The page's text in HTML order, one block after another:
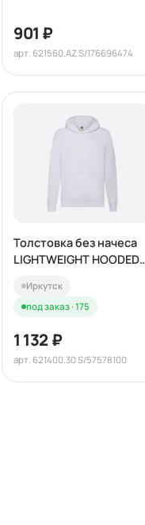
901 ₽
арт. 621560.AZ S/176696474
Толстовка без начеса
LIGHTWEIGHT HOODED
Иркутск
под заказ · 175
1 132 ₽
арт. 621400.30 S/57578100